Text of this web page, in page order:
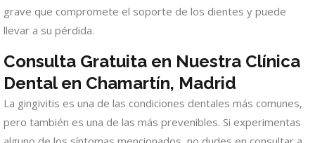
grave que compromete el soporte de los dientes y puede
llevar a su pérdida.
Consulta Gratuita en Nuestra Clínica
Dental en Chamartín, Madrid
La gingivitis es una de las condiciones dentales más comunes,
pero también es una de las más prevenibles. Si experimentas